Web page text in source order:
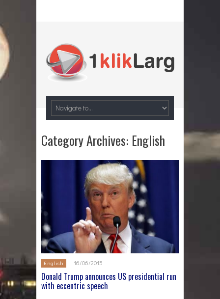
Category Archives: English
English 16/06/2015
Donald Trump announces US presidential run
with eccentric speech